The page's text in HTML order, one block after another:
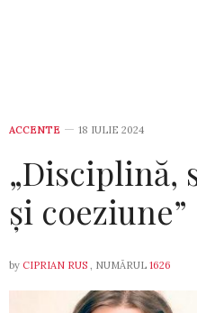
ACCENTE 18 IULIE 2024
„Disciplină,
și coeziune”
by CIPRIAN RUS , NUMĂRUL 1626